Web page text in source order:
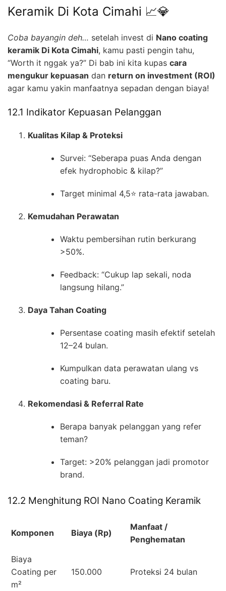
Keramik Di Kota Cimahi 📈💎
Coba bayangin deh… setelah invest di Nano coating
keramik Di Kota Cimahi, kamu pasti pengin tahu,
“Worth it nggak ya?” Di bab ini kita kupas cara
mengukur kepuasan dan return on investment (ROI)
agar kamu yakin manfaatnya sepadan dengan biaya!
12.1 Indikator Kepuasan Pelanggan
Kualitas Kilap & Proteksi
Survei: “Seberapa puas Anda dengan
efek hydrophobic & kilap?”
Target minimal 4,5⭐ rata-rata jawaban.
Kemudahan Perawatan
Waktu pembersihan rutin berkurang
>50%.
Feedback: “Cukup lap sekali, noda
langsung hilang.”
Daya Tahan Coating
Persentase coating masih efektif setelah
12–24 bulan.
Kumpulkan data perawatan ulang vs
coating baru.
Rekomendasi & Referral Rate
Berapa banyak pelanggan yang refer
teman?
Target: >20% pelanggan jadi promotor
brand.
12.2 Menghitung ROI Nano Coating Keramik
Komponen Biaya (Rp)
Manfaat /
Penghematan
Biaya
Coating per
m²
150.000 Proteksi 24 bulan